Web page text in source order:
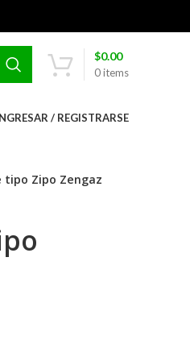
0items
$0.00
/ REGISTRARSE
tipo Zipo Zengaz